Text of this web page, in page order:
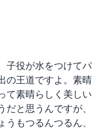
子役が水をつけてパ
の王道ですよ。素晴
て素晴らしく美しい
と思うんですが、
もつるんつるん、